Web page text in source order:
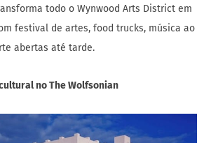
todo o Wynwood Arts District em
festival de artes, food trucks, música ao
abertas até tarde.
no The Wolfsonian